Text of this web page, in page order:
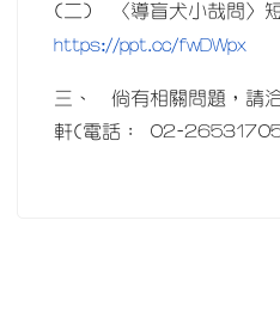
(二) 〈導盲犬小哉問〉短
https://ppt.cc/fwDWpx
三、 倘有相關問題，請
軒(電話： 02-